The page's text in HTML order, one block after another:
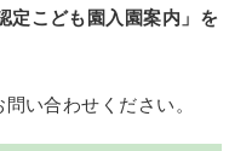
定こども園入園案内」を
い合わせください。